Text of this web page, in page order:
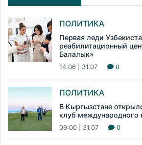
ПОЛИТИКА
Первая леди
реабилитационный
Балалык»
14:06 | 31.07 0
ПОЛИТИКА
В Кыргызстане
клуб международного
09:00 | 31.07 0